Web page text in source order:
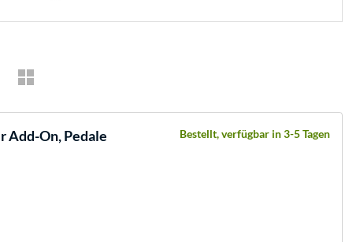
Add-On, Pedale Bestellt, verfügbar in 3-5 Tagen